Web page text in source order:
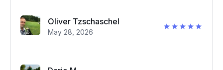
Oliver Tzschaschel
May 28, 2026